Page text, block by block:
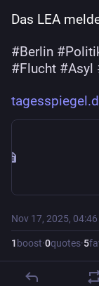
Das LEA
#Berlin #
#Flucht #Asyl
Nov 17, 2025, 04:46
1 boost·0quotes·5